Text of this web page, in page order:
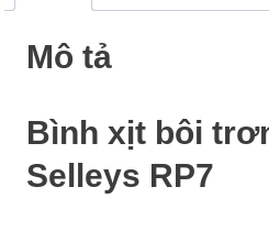
lượng
Mô tả
Bình xịt bôi
Selleys RP7